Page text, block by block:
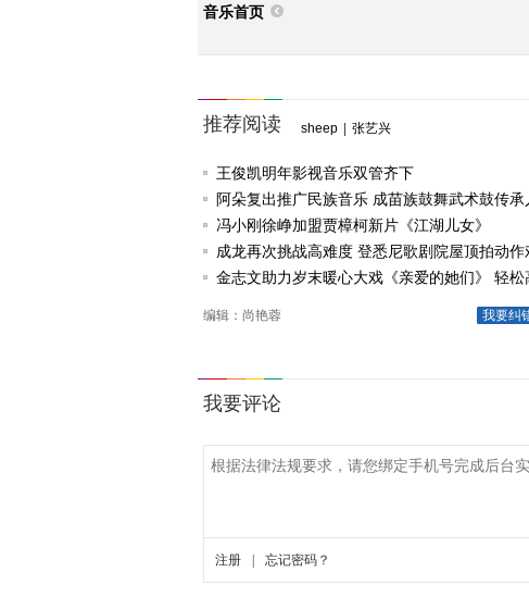
音乐首页
推荐阅读 sheep 张艺兴
王俊凯明年影视音乐双管齐下
阿朵复出推广民族音乐 成苗族鼓舞武术鼓传承
冯小刚徐峥加盟贾樟柯新片《江湖儿女》
成龙再次挑战高难度 登悉尼歌剧院屋顶拍动作
金志文助力岁末暖心大戏《亲爱的她们》 轻松
我要纠
编辑：尚艳蓉